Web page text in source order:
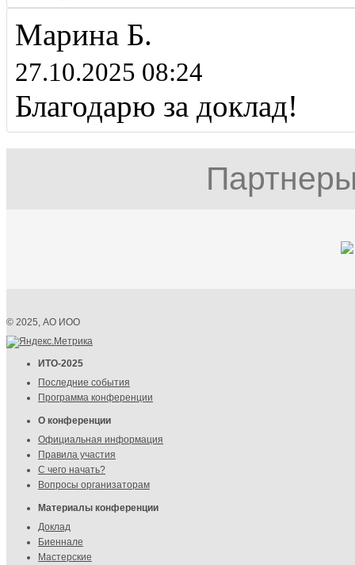
Марина Б.
27.10.2025 08:24
Благодарю за доклад!
© 2025, АО ИОО
ИТО-2025
Последние события
Программа конференции
О конференции
Официальная информация
Правила участия
С чего начать?
Вопросы организаторам
Материалы конференции
Доклад
Биеннале
Мастерские